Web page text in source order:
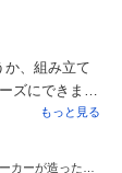
か、組み立て
ズにできまし
が、商品にキ
ップがある
もっと見る